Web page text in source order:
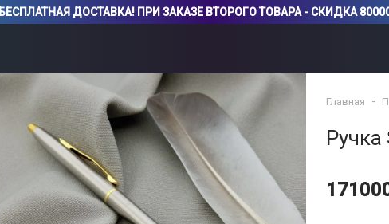
БЕСПЛАТНАЯ ДОСТАВКА! ПРИ ЗАКАЗЕ ВТОРОГО ТОВАРА - СКИДКА
Главная